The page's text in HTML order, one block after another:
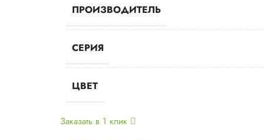
ПРОИЗВОДИТЕЛЬ
СЕРИЯ
ЦВЕТ
Заказать в 1 клик